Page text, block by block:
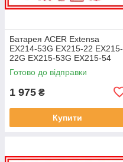
Батарея ACER Extensa
EX214-53G EX215-22 EX215-
22G EX215-53G EX215-54
EX215-54G 11.25V 4471mAh
ОРИГІНАЛ
Готово до відправки
1 975 ₴
Купити